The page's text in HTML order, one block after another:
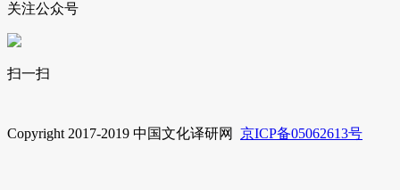
关注公众号
扫一扫
Copyright 2017-2019 中国文化译研网 京ICP备05062613号